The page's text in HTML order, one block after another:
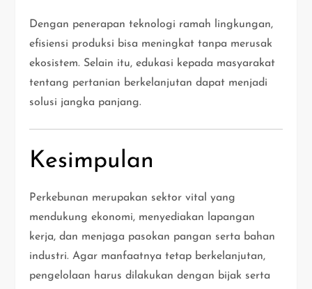
Dengan penerapan teknologi ramah lingkungan,
efisiensi produksi bisa meningkat tanpa merusak
ekosistem. Selain itu, edukasi kepada masyarakat
tentang pertanian berkelanjutan dapat menjadi
solusi jangka panjang.
Kesimpulan
Perkebunan merupakan sektor vital yang
mendukung ekonomi, menyediakan lapangan
kerja, dan menjaga pasokan pangan serta bahan
industri. Agar manfaatnya tetap berkelanjutan,
pengelolaan harus dilakukan dengan bijak serta